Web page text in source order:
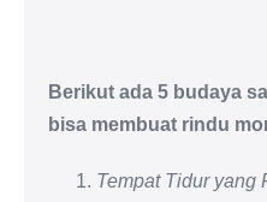
Berikut ada 5 budaya
bisa membuat rindu
Tempat Tidur yang